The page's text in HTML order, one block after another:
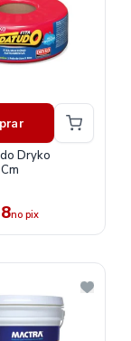
Dryko
no pix